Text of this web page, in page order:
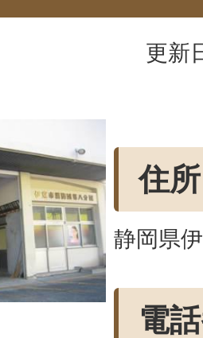
更新
住所
静岡県
電